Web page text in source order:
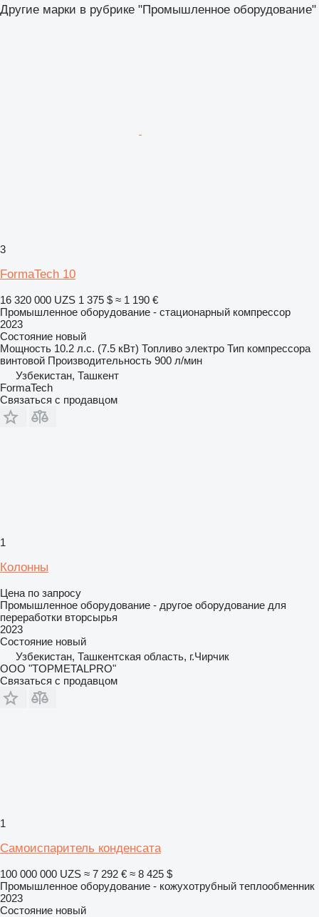
Другие марки в рубрике "Промышленное оборудование"
3
FormaTech 10
16 320 000 UZS 1 375 $ ≈ 1 190 €
Промышленное оборудование - стационарный компрессор
2023
Состояние новый
Мощность 10.2 л.с. (7.5 кВт) Топливо электро Тип компрессора
винтовой Производительность 900 л/мин
Узбекистан, Ташкент
FormaTech
Связаться с продавцом
1
Колонны
Цена по запросу
Промышленное оборудование - другое оборудование для
переработки вторсырья
2023
Состояние новый
Узбекистан, Ташкентская область, г.Чирчик
ООО "TOPMETALPRO"
Связаться с продавцом
1
Самоиспаритель конденсата
100 000 000 UZS ≈ 7 292 € ≈ 8 425 $
Промышленное оборудование - кожухотрубный теплообменник
2023
Состояние новый